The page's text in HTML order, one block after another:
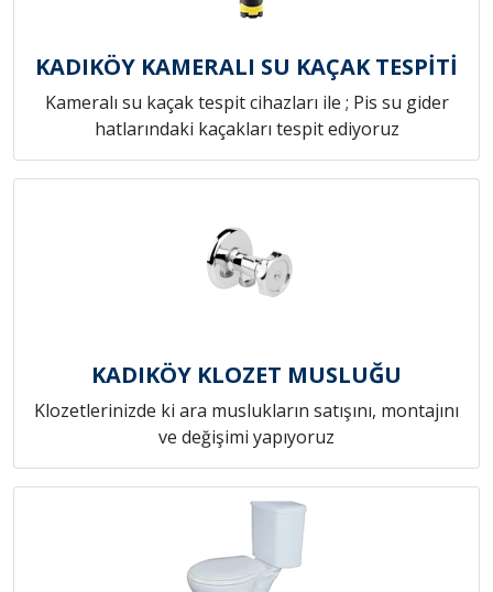
KADIKÖY KAMERALI SU KAÇAK TESPİTİ
Kameralı su kaçak tespit cihazları ile ; Pis su gider
hatlarındaki kaçakları tespit ediyoruz
KADIKÖY KLOZET MUSLUĞU
Klozetlerinizde ki ara muslukların satışını, montajını
ve değişimi yapıyoruz